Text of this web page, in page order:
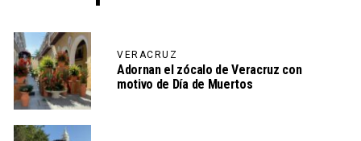
VERACRUZ
Adornan el zócalo de Veracruz con
motivo de Día de Muertos